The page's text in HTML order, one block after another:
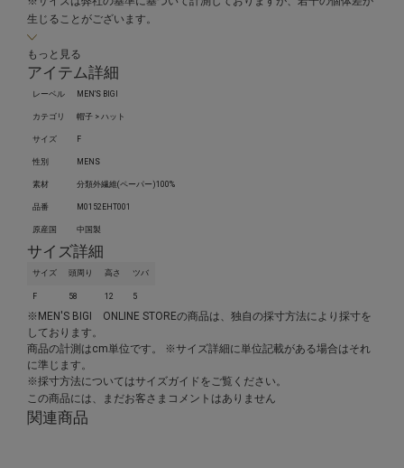
生じることがございます。
もっと見る
アイテム詳細
レーベル MEN’S BIGI
カテゴリ 帽子 > ハット
サイズ F
性別 MENS
素材 分類外繊維(ペーパー)100%
品番 M0152EHT001
原産国 中国製
サイズ詳細
サイズ 頭周り 高さ ツバ
F 58 12 5
※MEN'S BIGI ONLINE STOREの商品は、独自の採寸方法により採寸を
しております。
商品の計測はcm単位です。 ※サイズ詳細に単位記載がある場合はそれ
に準じます。
※採寸方法についてはサイズガイド をご覧ください。
この商品には、まだお客さまコメントはありません
関連商品